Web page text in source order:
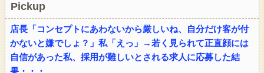
Pickup
店長「コンセプトにあわないから厳しいね、自分だけ客が付
かないと嫌でしょ？」私「えっ」→若く見られて正直顔には
自信があった私、採用が難しいとされる求人に応募した結